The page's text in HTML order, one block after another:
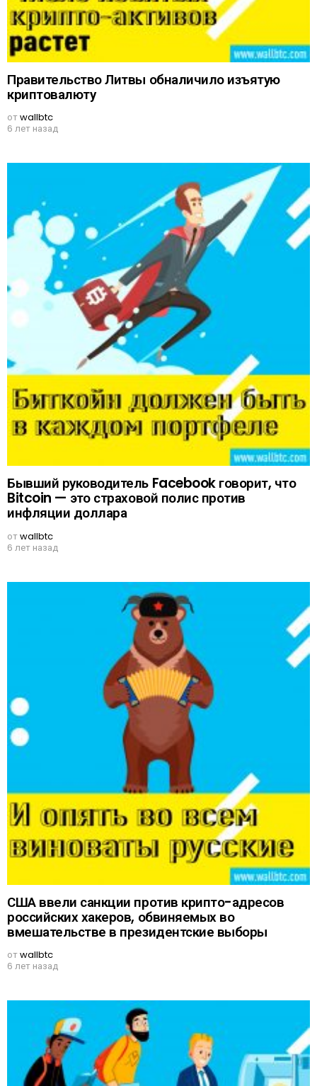
Правительство Литвы обналичило изъятую
криптовалюту
отwallbtc
6 лет назад
Бывший руководитель Facebook говорит, что
Bitcoin — это страховой полис против
инфляции доллара
отwallbtc
6 лет назад
США ввели санкции против крипто-адресов
российских хакеров, обвиняемых во
вмешательстве в президентские выборы
отwallbtc
6 лет назад